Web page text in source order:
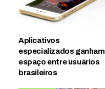
Aplicativos
especializados ganham
espaço entre usuários
brasileiros